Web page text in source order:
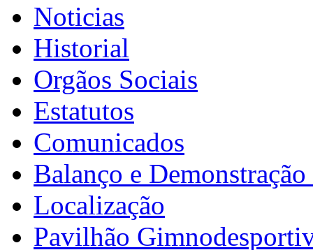
Noticias
Historial
Orgãos Sociais
Estatutos
Comunicados
Balanço e
Localização
Pavilhão